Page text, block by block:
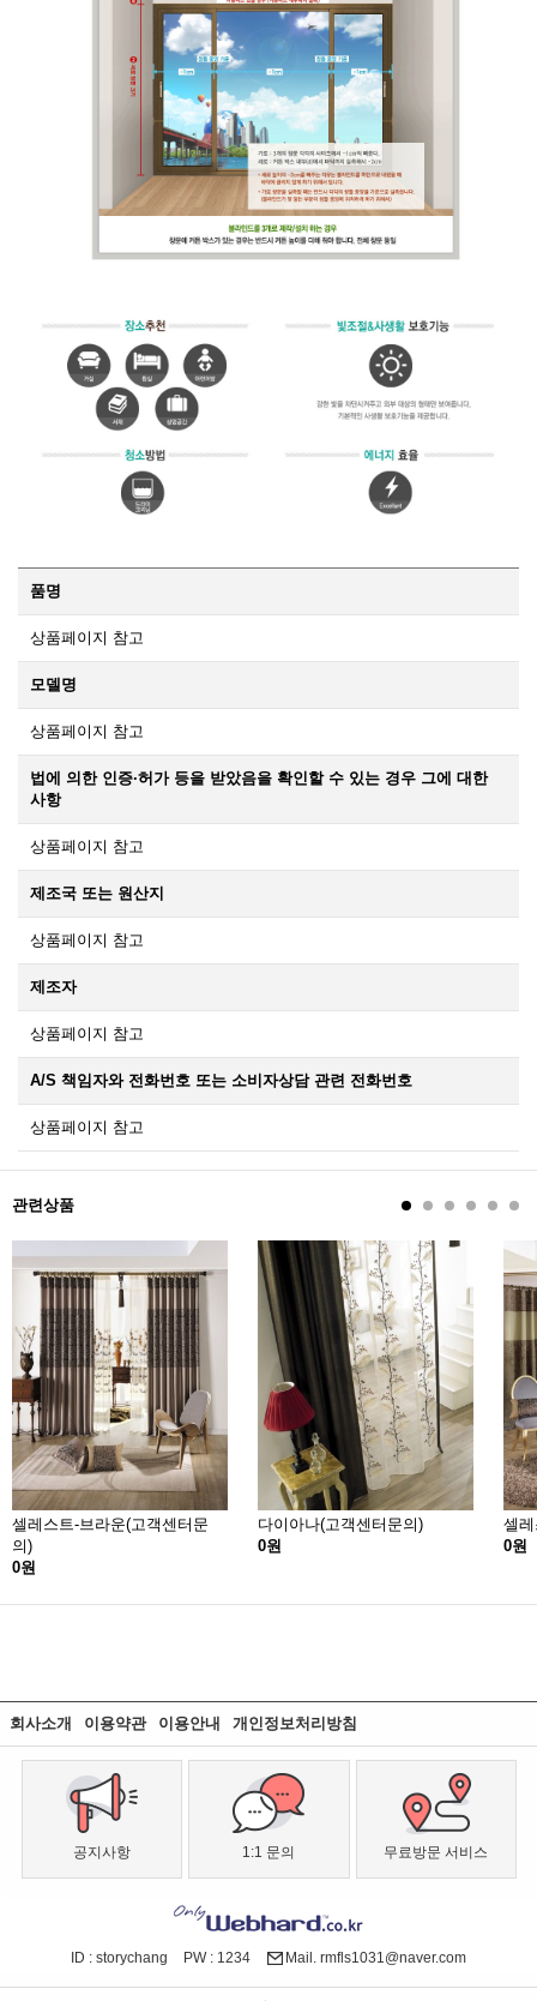
품명
상품페이지 참고
모델명
상품페이지 참고
법에 의한 인증·허가 등을 받았음을 확인할 수 있는 경우 그에 대한
사항
상품페이지 참고
제조국 또는 원산지
상품페이지 참고
제조자
상품페이지 참고
A/S 책임자와 전화번호 또는 소비자상담 관련 전화번호
상품페이지 참고
관련상품
셀레스트-브라운(고객센터문
의)
0원
다이아나(고객센터문의)
0원
셀
0원
회사소개 이용약관 이용안내 개인정보처리방침
공지사항 1:1 문의 무료방문 서비스
ID : storychang PW : 1234 Mail. rmfls1031@naver.com